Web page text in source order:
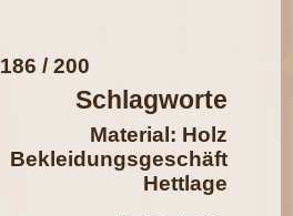
186 / 200
Schlagworte
Material: Holz
Bekleidungsgeschäft
Hettlage